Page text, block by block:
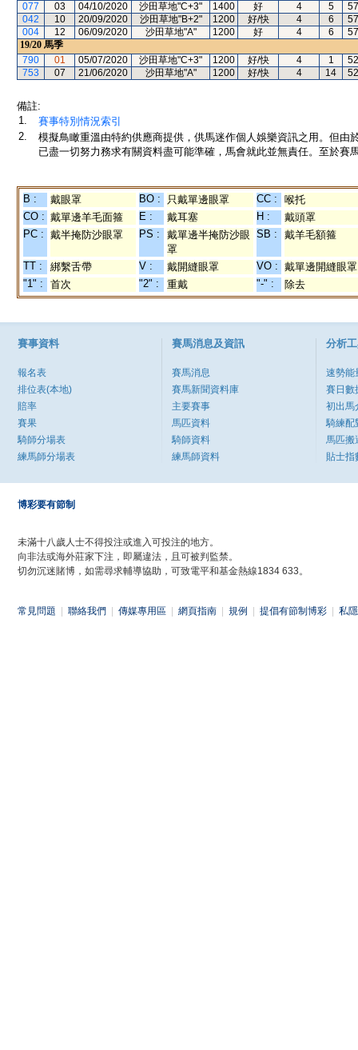
077
03 04/10/2020 沙田草地"C+3" 1400 好 4 5
57
042
10 20/09/2020 沙田草地"B+2" 1200 好/快 4 6
57
004
12 06/09/2020 沙田草地"A" 1200 好 4 6
57
19/20 馬季
790
01 05/07/2020 沙田草地"C+3" 1200 好/快 4 1
52
753
07 21/06/2020 沙田草地"A" 1200 好/快 4 14 52
備註:
1.
賽事特別情況索引
2.
模擬鳥瞰重溫由特約供應商提供，供馬迷作個人娛樂資訊之用。但
已盡一切努力務求有關資料盡可能準確，馬會就此並無責任。至於賽
B : 戴眼罩 BO : 只戴單邊眼罩 CC :
喉托
CO : 戴單邊羊毛面箍 E : 戴耳塞 H :
戴頭罩
PC : 戴半掩防沙眼罩 PS :
戴單邊半掩防沙眼
罩
SB : 戴羊毛額箍
TT : 綁繫舌帶 V : 戴開縫眼罩 VO : 戴單邊開縫眼罩
"1" :
首次 "2" : 重戴 "-" : 除去
賽事資料
報名表
排位表(本地)
賠率
賽果
騎師分場表
練馬師分場表
賽馬消息及資訊
賽馬消息
賽馬新聞資料庫
主要賽事
馬匹資料
騎師資料
練馬師資料
分析
速勢能
賽日數
初出馬
騎練配
馬匹搬
貼士指
博彩要有節制
未滿十八歲人士不得投注或進入可投注的地方。
向非法或海外莊家下注，即屬違法，且可被判監禁。
切勿沉迷賭博，如需尋求輔導協助，可致電平和基金熱線1834 633。
常見問題 聯絡我們 傳媒專用區 網頁指南 規例 提倡有節制博彩 私